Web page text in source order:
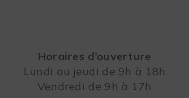
Horaires d’ouverture
Lundi au jeudi de 9h à 18h
Vendredi de 9h à 17h